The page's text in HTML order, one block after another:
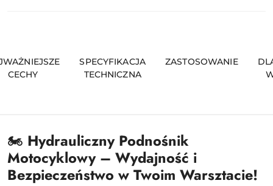
CECHY
SPECYFIKACJA
TECHNICZNA
ZASTOSOWANIE
🏍️ Hydrauliczny Podnośnik
Motocyklowy – Wydajność i
Bezpieczeństwo w Twoim Warsztacie!